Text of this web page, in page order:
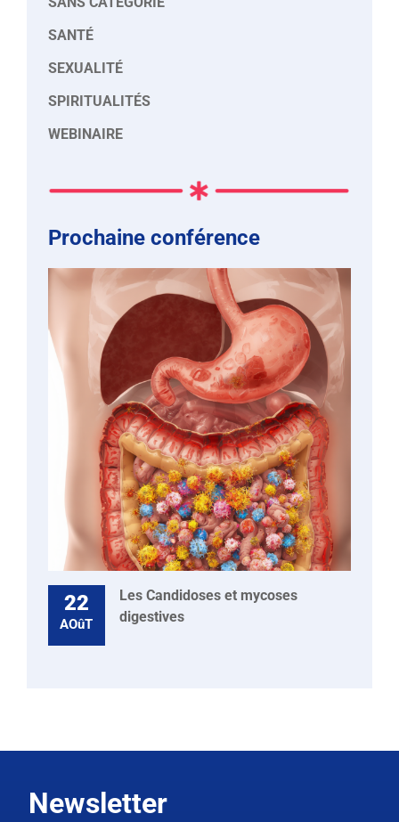
SANTÉ
SEXUALITÉ
SPIRITUALITÉS
WEBINAIRE
Prochaine conférence
22
AOûT
Les Candidoses et mycoses
digestives
Newsletter